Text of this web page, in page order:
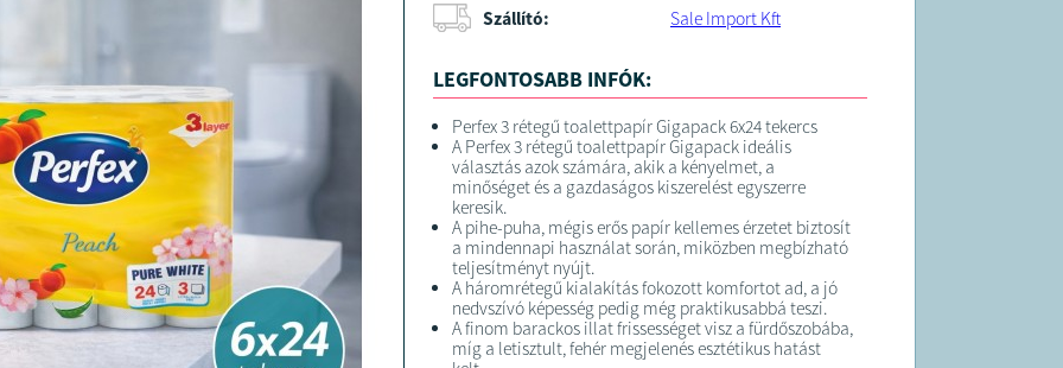
Szállító:
Sale Import Kft
LEGFONTOSABB INFÓK:
Perfex 3 rétegű toalettpapír Gigapack 6x24 tekercs
A Perfex 3 rétegű toalettpapír Gigapack ideális
választás azok számára, akik a kényelmet, a
minőséget és a gazdaságos kiszerelést egyszerre
keresik.
A pihe-puha, mégis erős papír kellemes érzetet biztosít
a mindennapi használat során, miközben megbízható
teljesítményt nyújt.
A háromrétegű kialakítás fokozott komfortot ad, a jó
nedvszívó képesség pedig még praktikusabbá teszi.
A finom barackos illat frissességet visz a fürdőszobába,
míg a letisztult, fehér megjelenés esztétikus hatást